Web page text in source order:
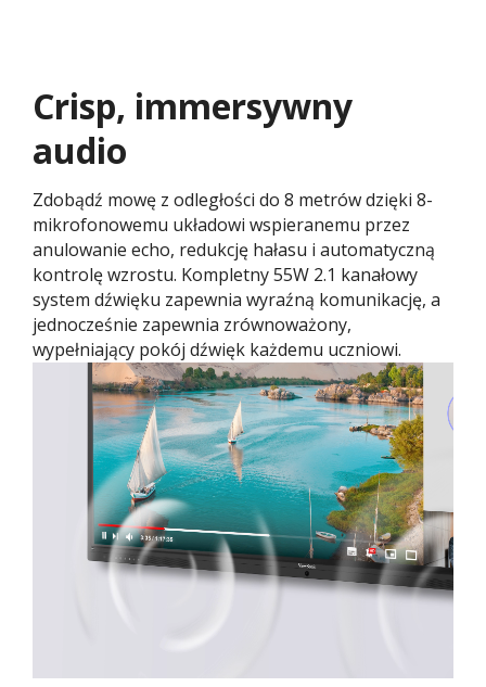
Crisp, immersywny
audio
Zdobądź mowę z odległości do 8 metrów dzięki 8-
mikrofonowemu układowi wspieranemu przez
anulowanie echo, redukcję hałasu i automatyczną
kontrolę wzrostu. Kompletny 55W 2.1 kanałowy
system dźwięku zapewnia wyraźną komunikację, a
jednocześnie zapewnia zrównoważony,
wypełniający pokój dźwięk każdemu uczniowi.